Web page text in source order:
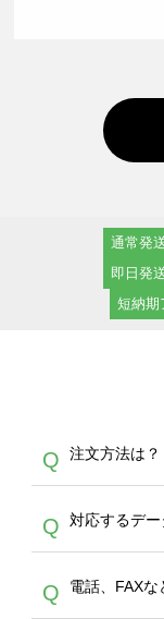
通常発
即日発
短納期
Q 注文方法は？
A
生産
デザ
30
は、
Q 対応するデー
A
ドで
Q 電話、FAXな